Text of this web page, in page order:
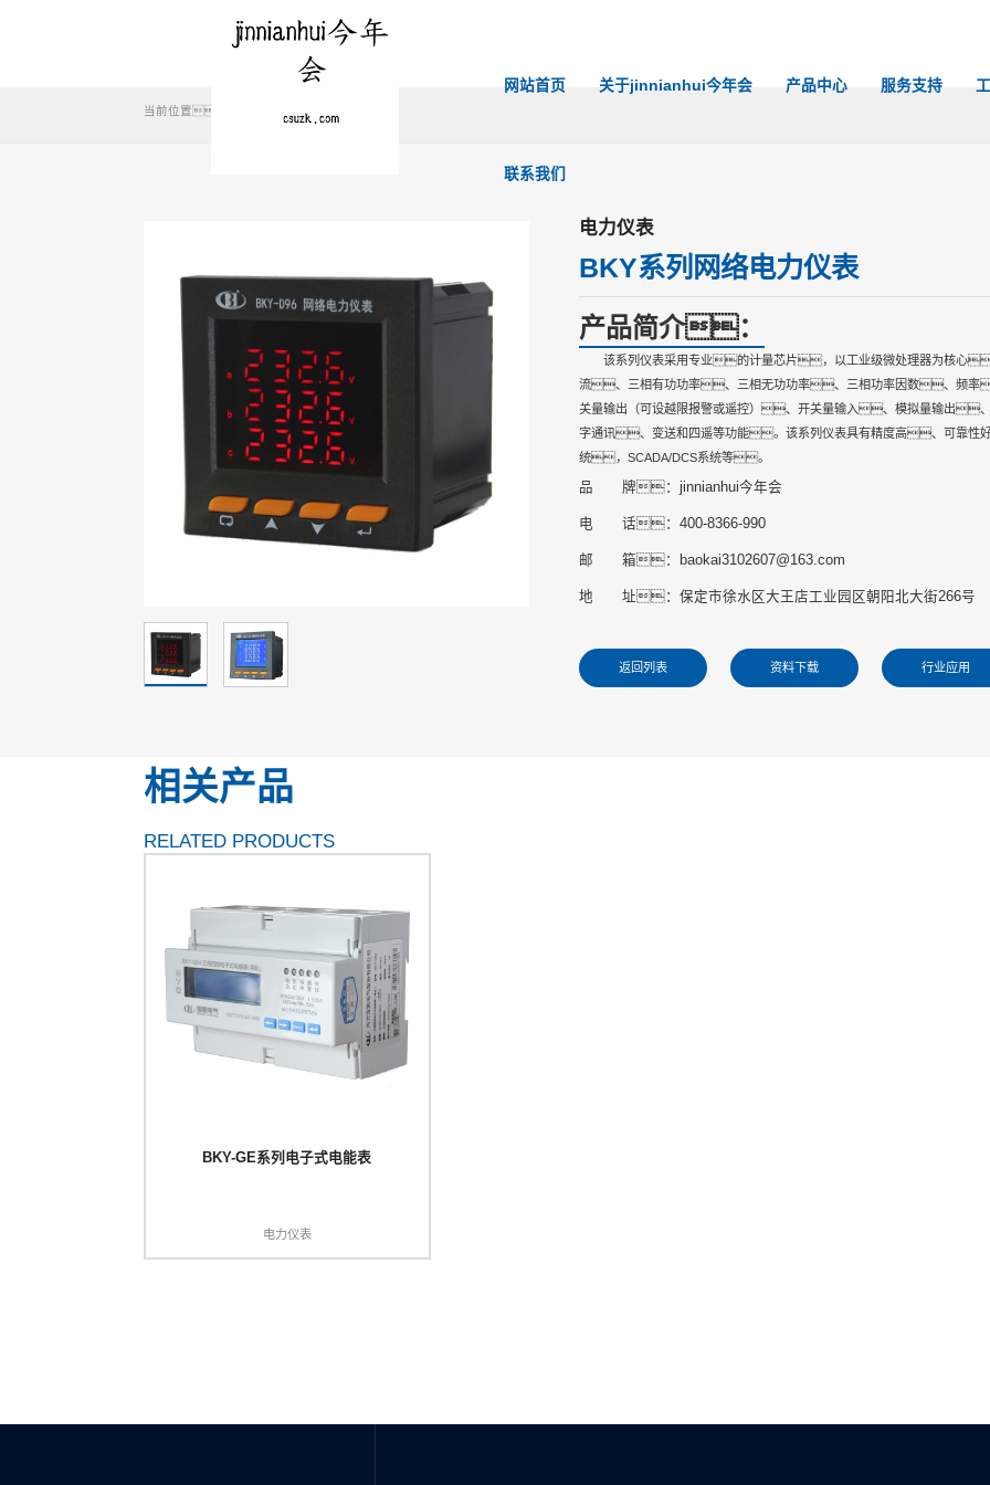
网站首页 关于jinnianhui今年会 产品中心 服务支持
联系我们
当前位置： 产品中心
电力仪表
BKY系列网络电力仪表
产品简介：
该系列仪表采用专业的计量芯片，以工业级微处理器为核
流、三相有功功率、三相无功功率、三相功率因数、频率
关量输出（可设越限报警或遥控）、开关量输入、模拟量输出
字通讯、变送和四遥等功能。该系列仪表具有精度高、可靠性
统，SCADA/DCS系统等。
品 牌：jinnianhui今年会
电 话：400-8366-990
邮 箱：baokai3102607@163.com
地 址：保定市徐水区大王店工业园区朝阳北大街266号
返回列表 资料下载 行业应用
相关产品
RELATED PRODUCTS
BKY-GE系列电子式电能表
电力仪表